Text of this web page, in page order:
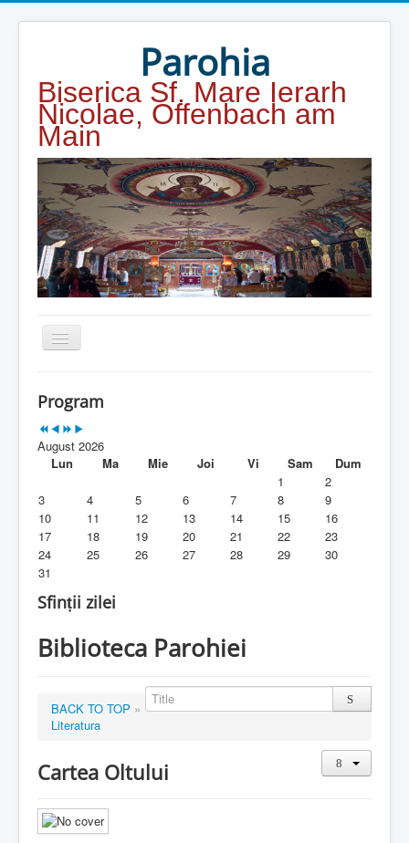
Parohia
Biserica Sf. Mare Ierarh
Nicolae, Offenbach am
Main
Duhovnicesti
Alte legaturi
Biblioteca Parohiei
Foaia Parohiei
Program
August 2026
Lun
Ma Mie Joi Vi Sam
Dum
1
2
3
4 5 6 7 8
9
10
11 12 13 14 15
16
17
18 19 20 21 22
23
24
25 26 27 28 29
30
31
Sfinții zilei
Biblioteca Parohiei
BACK TO TOP »
Literatura
Cartea Oltului